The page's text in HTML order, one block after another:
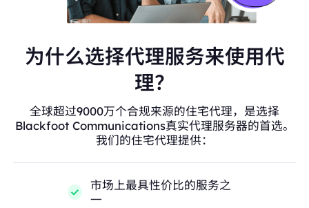
为什么选择代理服务来使用代
理？
全球超过9000万个合规来源的住宅代理，是选择
Blackfoot Communications真实代理服务器的首选。
我们的住宅代理提供：
市场上最具性价比的服务之
一